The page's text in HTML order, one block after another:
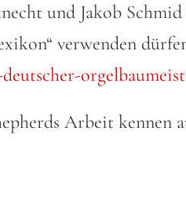
und Jakob
verwenden
Arbeit kennen